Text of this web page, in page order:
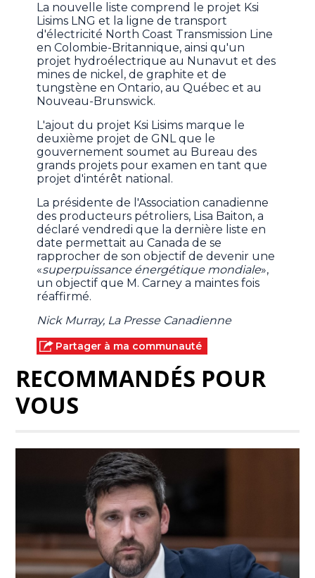
La nouvelle liste comprend le projet Ksi
Lisims LNG et la ligne de transport
d'électricité North Coast Transmission Line
en Colombie-Britannique, ainsi qu'un
projet hydroélectrique au Nunavut et des
mines de nickel, de graphite et de
tungstène en Ontario, au Québec et au
Nouveau-Brunswick.
L'ajout du projet Ksi Lisims marque le
deuxième projet de GNL que le
gouvernement soumet au Bureau des
grands projets pour examen en tant que
projet d'intérêt national.
La présidente de l'Association canadienne
des producteurs pétroliers, Lisa Baiton, a
déclaré vendredi que la dernière liste en
date permettait au Canada de se
rapprocher de son objectif de devenir une
«superpuissance énergétique mondiale»,
un objectif que M. Carney a maintes fois
réaffirmé.
Nick Murray, La Presse Canadienne
Partager à ma communauté
RECOMMANDÉS POUR
VOUS